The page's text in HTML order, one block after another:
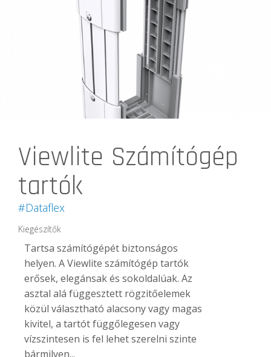
Viewlite Számítógép
tartók
#Dataflex
Kiegészítők
Tartsa számítógépét biztonságos
helyen. A Viewlite számítógép tartók
erősek, elegánsak és sokoldalúak. Az
asztal alá függesztett rögzitőelemek
közül választható alacsony vagy magas
kivitel, a tartót függőlegesen vagy
vízszintesen is fel lehet szerelni szinte
bármilyen...